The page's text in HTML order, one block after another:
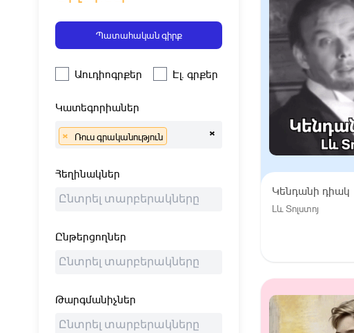
Պատահական գիրք
Աուդիոգրքեր Էլ. գրքեր
Կատեգորիաներ
×
× Ռուս գրականություն
Հեղինակներ
Ընթերցողներ
Թարգմանիչներ
Կենդանի դիակ
Լև Տոլստոյ